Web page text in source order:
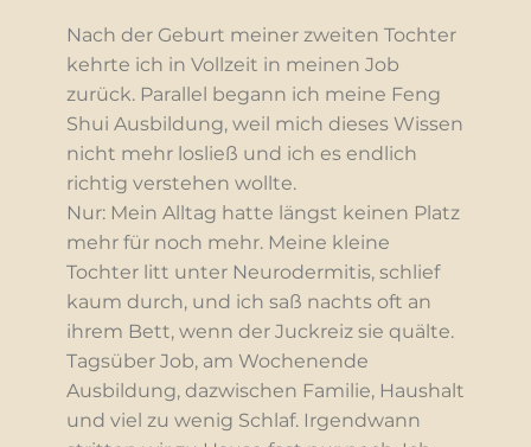
Nach der Geburt meiner zweiten Tochter
kehrte ich in Vollzeit in meinen Job
zurück. Parallel begann ich meine Feng
Shui Ausbildung, weil mich dieses Wissen
nicht mehr losließ und ich es endlich
richtig verstehen wollte.
Nur: Mein Alltag hatte längst keinen Platz
mehr für noch mehr. Meine kleine
Tochter litt unter Neurodermitis, schlief
kaum durch, und ich saß nachts oft an
ihrem Bett, wenn der Juckreiz sie quälte.
Tagsüber Job, am Wochenende
Ausbildung, dazwischen Familie, Haushalt
und viel zu wenig Schlaf. Irgendwann